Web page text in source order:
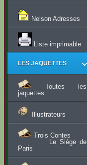
Nelson Adresses
Liste imprimable
LES JAQUETTES
Toutes les
jaquettes
Illustrateurs
Trois Contes
Le Siège de
Paris